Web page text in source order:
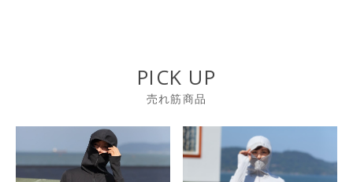
PICK UP
売れ筋商品